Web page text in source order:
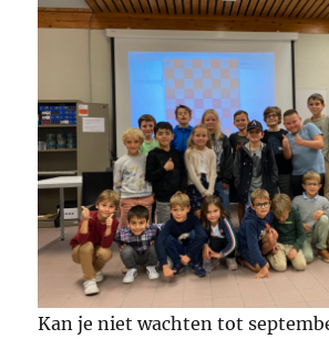
Kan je niet wachten tot